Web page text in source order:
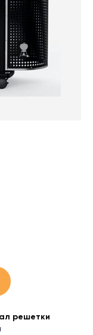
решетки